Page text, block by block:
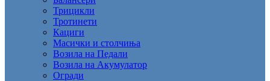
Трицикли
Тротинети
Кациги
Mасички и столчиња
Возила на Педали
Возила на Акумулатор
Огради